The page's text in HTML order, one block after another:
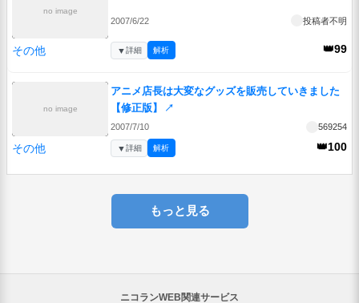
no image
2007/6/22 投稿者不明
その他 👑99
▼詳細 解析
no image
アニメ店長は大変なグッズを販売していきました
【修正版】
↗
2007/7/10 569254
その他 👑100
▼詳細 解析
もっと見る
ニコランWEB関連サービス